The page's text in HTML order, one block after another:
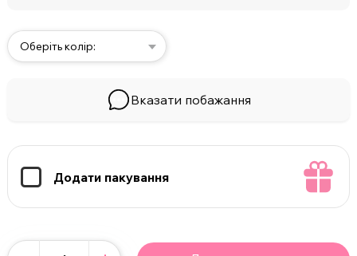
Оберіть колір:
Вказати побажання
Додати пакування